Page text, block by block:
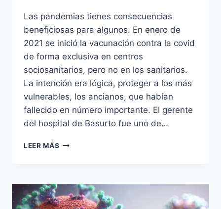
Las pandemias tienes consecuencias
beneficiosas para algunos. En enero de
2021 se inició la vacunación contra la covid
de forma exclusiva en centros
sociosanitarios, pero no en los sanitarios.
La intención era lógica, proteger a los más
vulnerables, los ancianos, que habían
fallecido en número importante. El gerente
del hospital de Basurto fue uno de…
LEER MÁS BAILE